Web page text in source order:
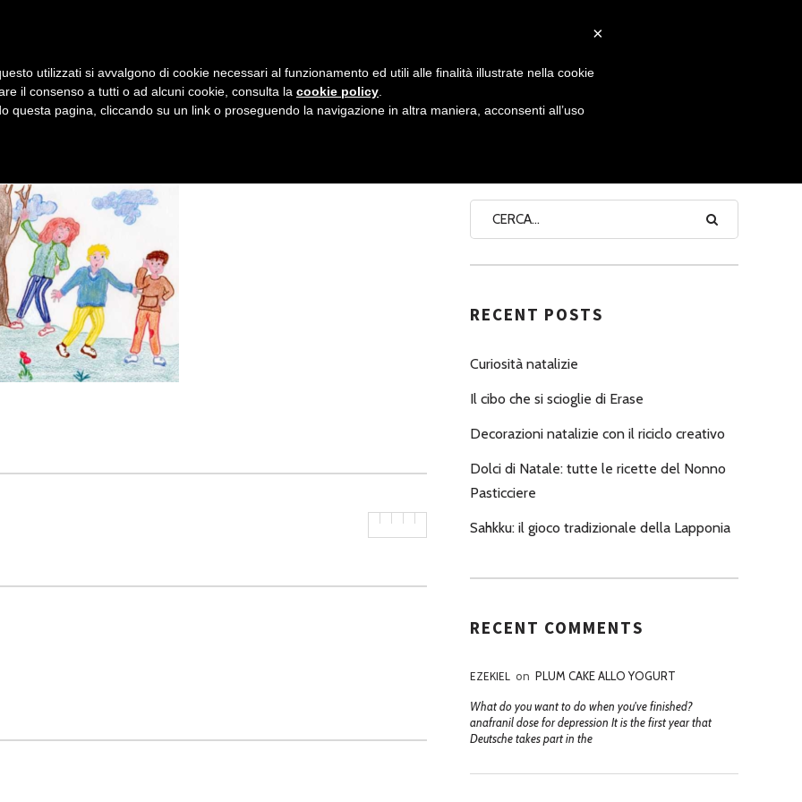
A
V
G
A
Z
I
O
N
E
I
NONNO PASTICCIERE
RECENT POSTS
Curiosità natalizie
Il cibo che si scioglie di Erase
Decorazioni natalizie con il riciclo creativo
Dolci di Natale: tutte le ricette del Nonno
Pasticciere
Sahkku: il gioco tradizionale della Lapponia
RECENT COMMENTS
EZEKIEL on PLUM CAKE ALLO YOGURT
What do you want to do when you've finished?
anafranil dose for depression It is the first year that
Deutsche takes part in the
×
utilizzati si avvalgono di cookie necessari al funzionamento ed utili alle finalità illustrate nella cookie
il consenso a tutti o ad alcuni cookie, consulta la cookie policy
questa pagina, cliccando su un link o proseguendo la navigazione in altra maniera, acconsenti all’uso